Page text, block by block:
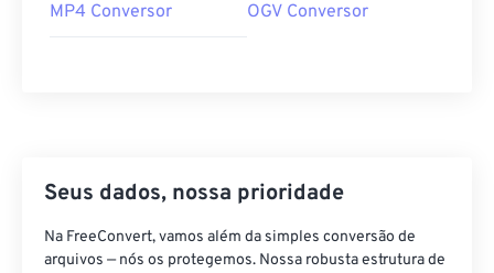
MP4 Conversor OGV Conversor
Seus dados, nossa prioridade
Na FreeConvert, vamos além da simples conversão de
arquivos — nós os protegemos. Nossa robusta estrutura de